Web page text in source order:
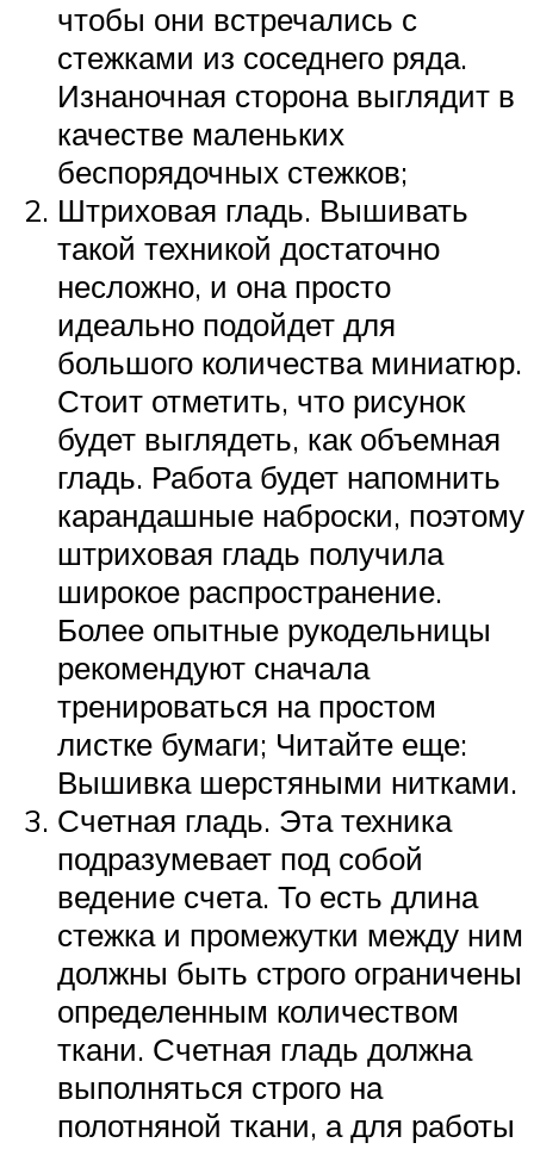
чтобы они встречались с
стежками из соседнего ряда.
Изнаночная сторона выглядит в
качестве маленьких
беспорядочных стежков;
Штриховая гладь. Вышивать
такой техникой достаточно
несложно, и она просто
идеально подойдет для
большого количества миниатюр.
Стоит отметить, что рисунок
будет выглядеть, как объемная
гладь. Работа будет напомнить
карандашные наброски, поэтому
штриховая гладь получила
широкое распространение.
Более опытные рукодельницы
рекомендуют сначала
тренироваться на простом
листке бумаги; Читайте еще:
Вышивка шерстяными нитками.
Счетная гладь. Эта техника
подразумевает под собой
ведение счета. То есть длина
стежка и промежутки между ним
должны быть строго ограничены
определенным количеством
ткани. Счетная гладь должна
выполняться строго на
полотняной ткани, а для работы